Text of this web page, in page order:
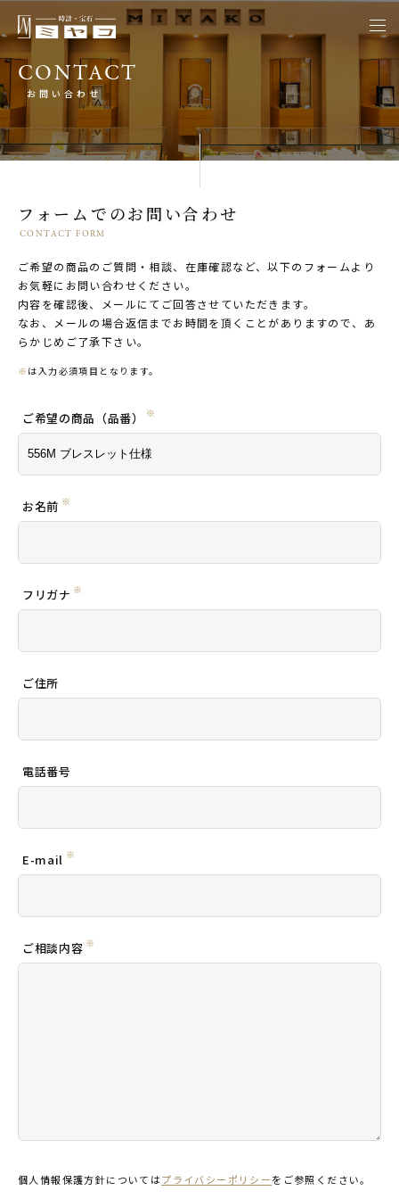
CONTACT
お問い合わせ
フォームでのお問い合わせ
CONTACT FORM
ご希望の商品のご質問・相談、在庫確認など、以下のフォームより
お気軽にお問い合わせください。
内容を確認後、メールにてご回答させていただきます。
なお、メールの場合返信までお時間を頂くことがありますので、あ
らかじめご了承下さい。
※ は入力必須項目となります。
ご希望の商品（品番）※
お名前 ※
フリガナ※
ご住所
電話番号
E-mail ※
ご相談内容 ※
個人情報保護方針についてはプライバシーポリシーをご参照ください。